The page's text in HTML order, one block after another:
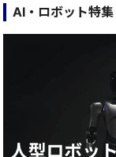
AI・ロボット特集